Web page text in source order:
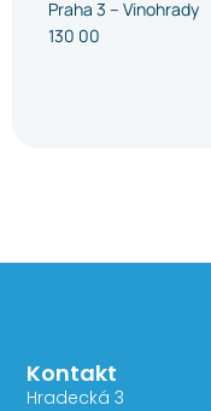
Praha 3 – Vinohrady
130 00
Kontakt
Hradecká 3